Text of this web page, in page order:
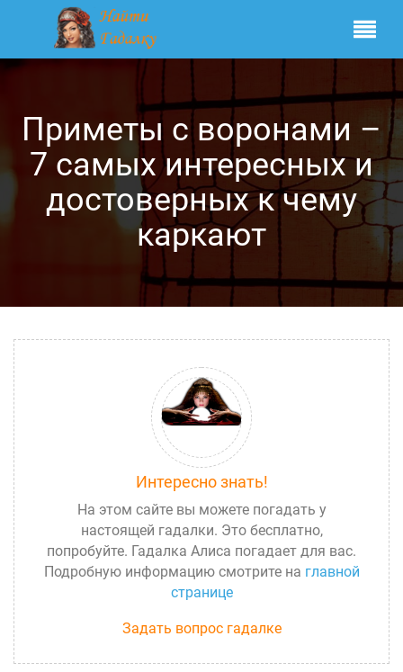
Приметы с воронами –
7 самых интересных и
достоверных к чему
каркают
Интересно знать!
На этом сайте вы можете погадать у
настоящей гадалки. Это бесплатно,
попробуйте. Гадалка Алиса погадает для вас.
Подробную информацию смотрите на главной
странице
Задать вопрос гадалке